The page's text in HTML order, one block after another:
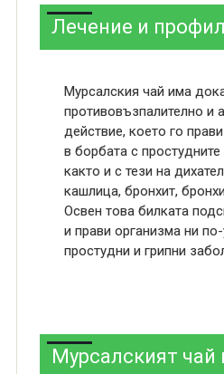
Лечение и профилактика на настинка
Мурсалския чай има
противовъзпалително и
действие, което го
в борбата с
както и с тези на
кашлица, бронхит,
Освен това билката
и прави организма ни
простудни и грипни
Мурсалският чай помага в лечението